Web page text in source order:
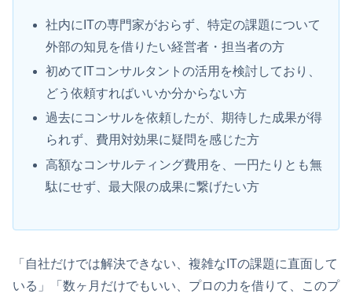
社内にITの専門家がおらず、特定の課題について
外部の知見を借りたい経営者・担当者の方
初めてITコンサルタントの活用を検討しており、
どう依頼すればいいか分からない方
過去にコンサルを依頼したが、期待した成果が得
られず、費用対効果に疑問を感じた方
高額なコンサルティング費用を、一円たりとも無
駄にせず、最大限の成果に繋げたい方
「自社だけでは解決できない、複雑なITの課題に直面して
いる」「数ヶ月だけでもいい、プロの力を借りて、このプ